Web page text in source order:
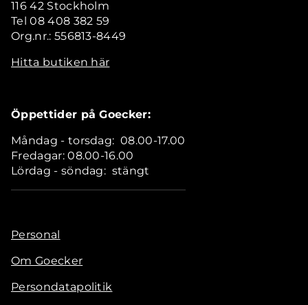
116 42 Stockholm
Tel 08 408 382 59
Org.nr.: 556813-8449
Hitta butiken här
Öppettider på Goecker:
Måndag - torsdag: 08.00-17.00
Fredagar: 08.00-16.00
Lördag - söndag: stängt
Personal
Om Goecker
Persondatapolitik